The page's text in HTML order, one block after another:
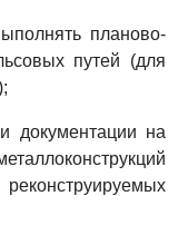
планово-
путей (для
документации на